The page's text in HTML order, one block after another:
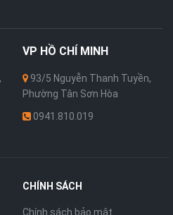
VP HỒ CHÍ MINH
93/5 Nguyễn Thanh Tuyền,
Phường Tân Sơn Hòa
0941.810.019
CHÍNH SÁCH
Chính sách bảo mật